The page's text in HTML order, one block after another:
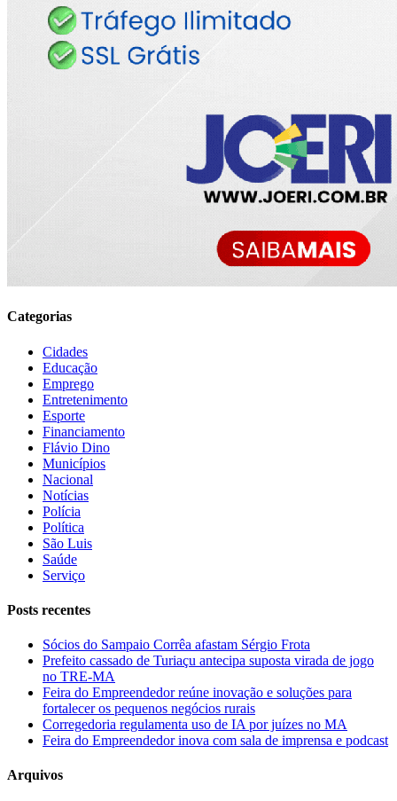
Categorias
Cidades
Educação
Emprego
Entretenimento
Esporte
Financiamento
Flávio Dino
Municípios
Nacional
Notícias
Polícia
Política
São Luis
Saúde
Serviço
Posts recentes
Sócios do Sampaio Corrêa afastam Sérgio Frota
Prefeito cassado de Turiaçu antecipa suposta virada de jogo
no TRE-MA
Feira do Empreendedor reúne inovação e soluções para
fortalecer os pequenos negócios rurais
Corregedoria regulamenta uso de IA por juízes no MA
Feira do Empreendedor inova com sala de imprensa e podcast
Arquivos